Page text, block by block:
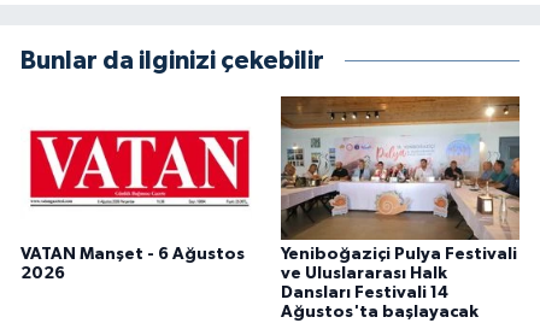
Bunlar da ilginizi çekebilir
VATAN Manşet - 6 Ağustos
2026
Yeniboğaziçi Pulya Festivali
ve Uluslararası Halk
Dansları Festivali 14
Ağustos'ta başlayacak